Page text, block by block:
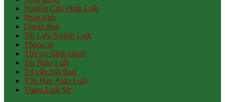
Nghiên Cứu Pháp Luật
Pháp lệnh
Quyết định
Tài Liệu Ngành Luật
Thông tư
Thủ tục hành chính
Tin Pháp Luật
Tư vấn luật thuế
Văn Bản Pháp Luật
Video Luật Sư